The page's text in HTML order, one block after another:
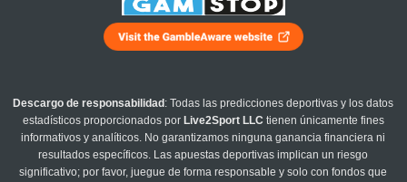
Descargo de responsabilidad : Todas las predicciones deportivas y los datos
estadísticos proporcionados por Live2Sport LLC tienen únicamente fines
informativos y analíticos. No garantizamos ninguna ganancia financiera ni
resultados específicos. Las apuestas deportivas implican un riesgo
significativo; por favor, juegue de forma responsable y solo con fondos que